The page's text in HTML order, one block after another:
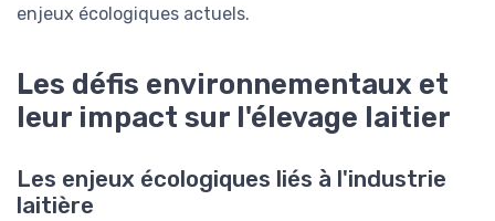
enjeux écologiques actuels.
Les défis environnementaux et
leur impact sur l'élevage laitier
Les enjeux écologiques liés à l'industrie
laitière